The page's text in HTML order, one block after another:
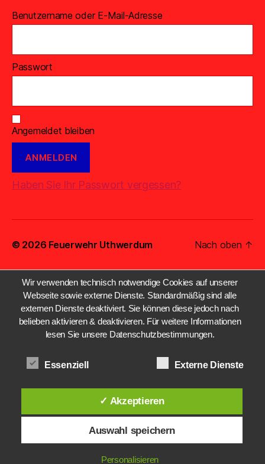
Benutzername oder E-Mail-Adresse
Passwort
Angemeldet bleiben
Haben Sie Ihr Passwort vergessen?
© 2026 Feuerwehr Uthwerdum Nach oben ↑
Wir verwenden technisch notwendige Cookies auf unserer
Webseite sowie externe Dienste. Standardmäßig sind alle
externen Dienste deaktiviert. Sie können diese jedoch nach
belieben aktivieren & deaktivieren. Für weitere Informationen
lesen Sie unsere Datenschutzbestimmungen.
Essenziell Externe Dienste
✓ Akzeptieren
Auswahl speichern
Personalisieren